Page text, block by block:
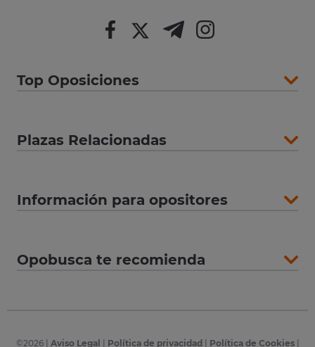
Top Oposiciones
Plazas Relacionadas
Información para opositores
Opobusca te recomienda
©2026| Aviso Legal Política de privacidad Política de Cookies|